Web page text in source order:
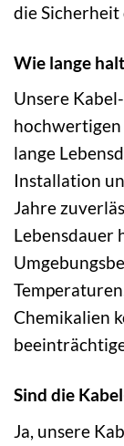
die
Wie lange
Unsere
lange
Installation
Jahre
Lebensdauer
Chemikalien
Sind die
Ja, unsere